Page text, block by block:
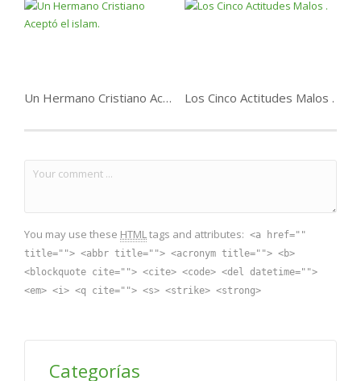
Un Hermano Cristiano Aceptó el islam. Los Cinco Actitudes Malos .
You may use these HTMLtags and attributes: <a href=""
title=""> <abbr title=""> <acronym title=""> <b>
<blockquote cite=""> <cite> <code> <del datetime="">
<em> <i> <q cite=""> <s> <strike> <strong>
Categorías